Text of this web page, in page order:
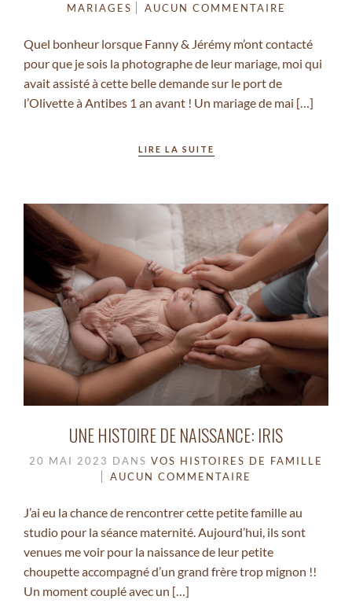
MARIAGES
AUCUN COMMENTAIRE
Quel bonheur lorsque Fanny & Jérémy m’ont contacté
pour que je sois la photographe de leur mariage, moi qui
avait assisté à cette belle demande sur le port de
l’Olivette à Antibes 1 an avant ! Un mariage de mai […]
LIRE LA SUITE
UNE HISTOIRE DE NAISSANCE: IRIS
20 MAI 2023 DANS VOS HISTOIRES DE FAMILLE
AUCUN COMMENTAIRE
J’ai eu la chance de rencontrer cette petite famille au
studio pour la séance maternité. Aujourd’hui, ils sont
venues me voir pour la naissance de leur petite
choupette accompagné d’un grand frère trop mignon !!
Un moment couplé avec un […]